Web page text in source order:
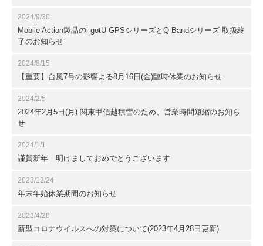
2024/9/30
Mobile Action製品のi-gotU GPSシリーズとQ-Bandシリーズ 取扱終
了のお知らせ
2024/8/15
【重要】台風7号の影響よる8月16日(金)臨時休業のお知らせ
2024/2/5
2024年2月5日(月) 関東甲信越積雪のため、営業時間短縮のお知ら
せ
2024/1/1
謹賀新年 明けましておめでとうございます
2023/12/24
年末年始休業期間のお知らせ
2023/4/28
新型コロナウイルスへの対策について(2023年4月28日更新)